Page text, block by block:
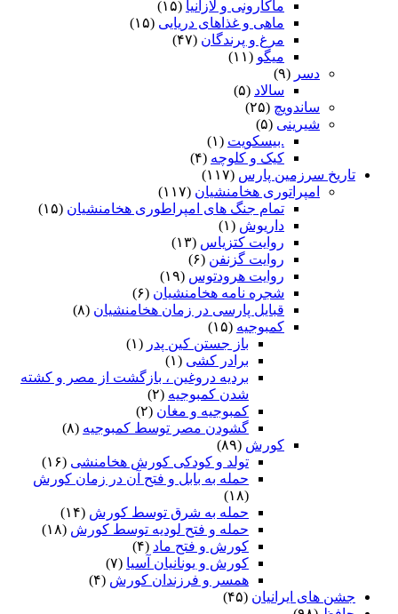
ماکارونی و لازانیا (۱۵)
ماهی و غذاهای دریایی (۱۵)
مرغ و پرندگان (۴۷)
میگو (۱۱)
دسر (۹)
سالاد (۵)
ساندویچ (۲۵)
شیرینی (۵)
.بیسکویت (۱)
کیک و کلوچه (۴)
تاریخ سرزمین پارس (۱۱۷)
امپراتوری هخامنشیان (۱۱۷)
تمام جنگ های امپراطوری هخامنشیان (۱۵)
داریوش (۱)
روایت کتزیاس (۱۳)
روایت گزنفن (۶)
روایت هرودتوس (۱۹)
شجره نامه هخامنشیان (۶)
قبایل پارسی در زمان هخامنشیان (۸)
کمبوجیه (۱۵)
باز جستن کین پدر (۱)
برادر کشی (۱)
بردیه دروغین ، بازگشت از مصر و کشته
شدن کمبوجیه (۲)
کمبوجیه و مغان (۲)
گشودن مصر توسط کمبوجیه (۸)
کورش (۸۹)
تولد و کودکی کورش هخامنشی (۱۶)
حمله به بابل و فتح آن در زمان کورش
(۱۸)
حمله به شرق توسط کورش (۱۴)
حمله و فتح لودیه توسط کورش (۱۸)
کورش و فتح ماد (۴)
کورش و یونانیان آسیا (۷)
همسر و فرزندان کورش (۴)
جشن های ایرانیان (۴۵)